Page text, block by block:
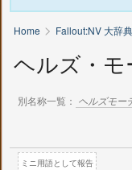
Home > Fallout:NV 大辞典
ヘルズ・モ
別名称一覧： ヘルズモー
ミニ用語として報告